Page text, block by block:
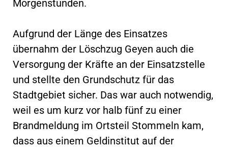
Morgenstunden.
Aufgrund der Länge des Einsatzes
übernahm der Löschzug Geyen auch die
Versorgung der Kräfte an der Einsatzstelle
und stellte den Grundschutz für das
Stadtgebiet sicher. Das war auch notwendig,
weil es um kurz vor halb fünf zu einer
Brandmeldung im Ortsteil Stommeln kam,
dass aus einem Geldinstitut auf der